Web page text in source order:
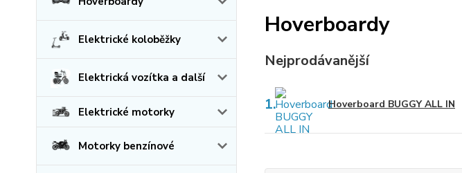
Elektrické koloběžky
Elektrická vozítka a další
Elektrické motorky
Motorky benzínové
Hoverboardy
Nejprodávanější
1. Hoverboard BUGGY ALL IN